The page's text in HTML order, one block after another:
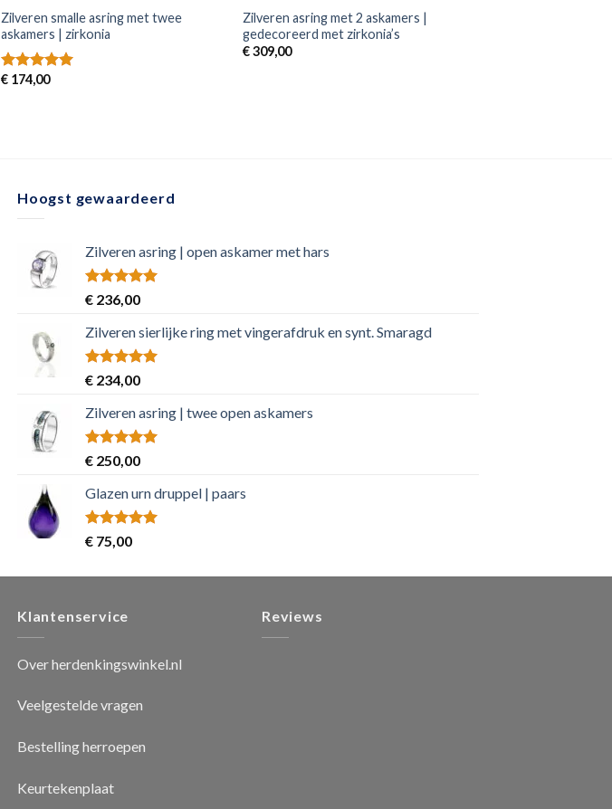
Zilveren smalle asring met twee
askamers | zirkonia
Gewaardeerd
€ 174,00
Zilveren asring met 2 askamers |
gedecoreerd met zirkonia’s
€309,00
Hoogst gewaardeerd
Zilveren asring | open askamer met hars
Rated5.00
out of 5
€ 236,00
Zilveren sierlijke ring met vingerafdruk en synt. Smaragd
Rated5.00
out of 5
€ 234,00
Zilveren asring | twee open askamers
Rated5.00
out of 5
€ 250,00
Glazen urn druppel | paars
Rated5.00
out of 5
€ 75,00
Klantenservice
Over herdenkingswinkel.nl
Veelgestelde vragen
Bestelling herroepen
Keurtekenplaat
Reviews